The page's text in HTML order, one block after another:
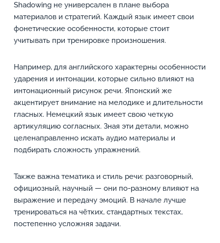
Shadowing не универсален в плане выбора
материалов и стратегий. Каждый язык имеет свои
фонетические особенности, которые стоит
учитывать при тренировке произношения.
Например, для английского характерны особенности
ударения и интонации, которые сильно влияют на
интонационный рисунок речи. Японский же
акцентирует внимание на мелодике и длительности
гласных. Немецкий язык имеет свою четкую
артикуляцию согласных. Зная эти детали, можно
целенаправленно искать аудио материалы и
подбирать сложность упражнений.
Также важна тематика и стиль речи: разговорный,
официозный, научный — они по-разному влияют на
выражение и передачу эмоций. В начале лучше
тренироваться на чётких, стандартных текстах,
постепенно усложняя задачи.